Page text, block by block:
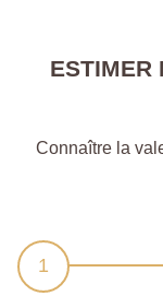
ESTIMER
Connaître la